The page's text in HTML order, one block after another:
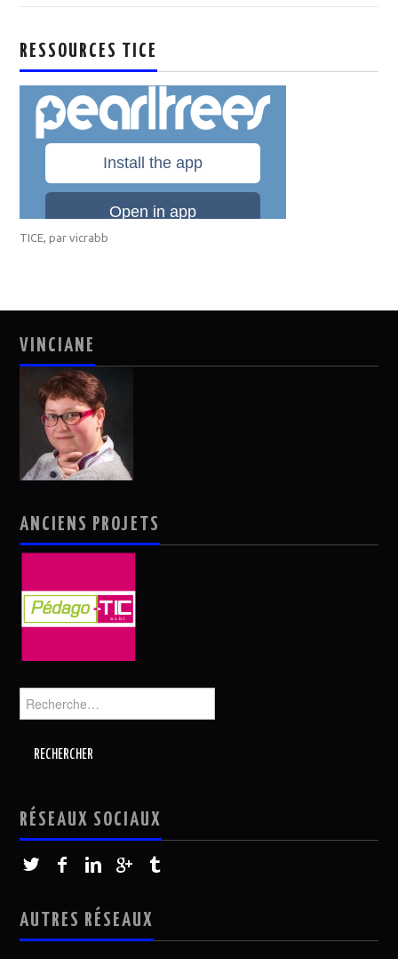
RESSOURCES TICE
TICE, parvicrabb
VINCIANE
ANCIENS PROJETS
Rechercher :
RÉSEAUX SOCIAUX
AUTRES RÉSEAUX